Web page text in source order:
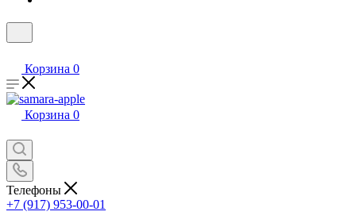
Корзина 0
Корзина 0
Телефоны
+7 (917) 953-00-01